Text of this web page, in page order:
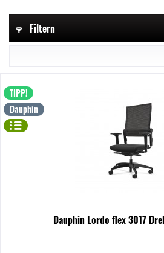
Filtern
TIPP!
Dauphin
Dauphin Lordo flex 3017